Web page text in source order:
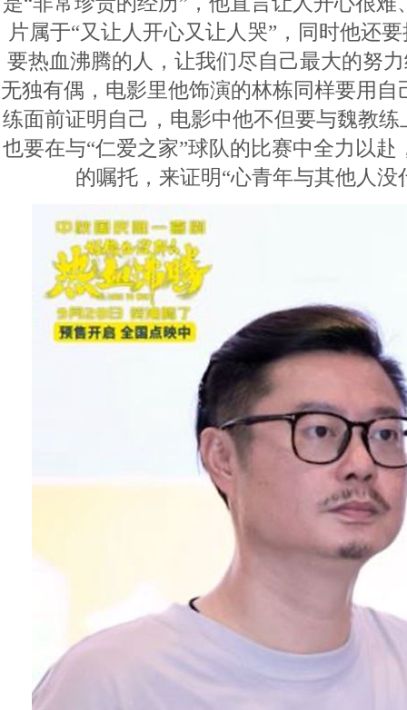
片属于“又让人开心又让人哭”，同时他还
要热血沸腾的人，让我们尽自己最大的努
无独有偶，电影里他饰演的林栋同样要用
练面前证明自己，电影中他不但要与魏教练
也要在与“仁爱之家”球队的比赛中全力以
的嘱托，来证明“心青年与其他人没